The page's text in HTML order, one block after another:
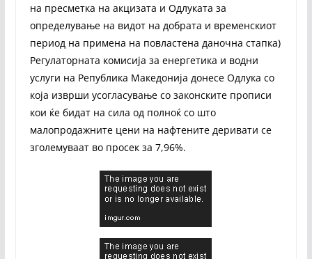
на пресметка на акцизата и Одлуката за
определување на видот на добрата и временскиот
период на примена на повластена даночна стапка)
Регулаторната комисија за енергетика и водни
услуги на Република Македонија донесе Одлука со
која изврши усогласување со законските прописи
кои ќе бидат на сила од полноќ со што
малопродажните цени на нафтените деривати се
зголемуваат во просек за 7,96%.